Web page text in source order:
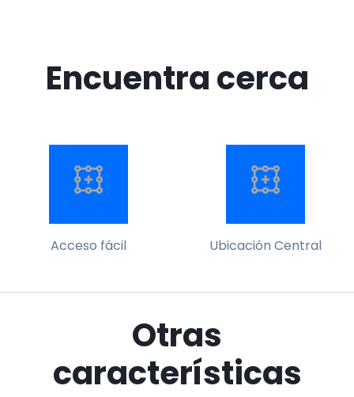
Encuentra cerca
Acceso fácil Ubicación Central
Otras
características